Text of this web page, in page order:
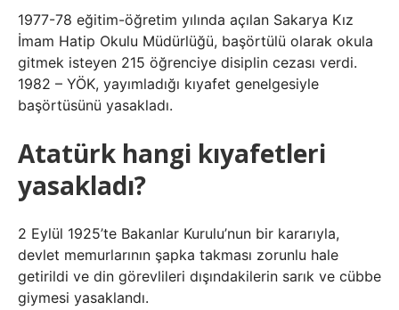
1977-78 eğitim-öğretim yılında açılan Sakarya Kız
İmam Hatip Okulu Müdürlüğü, başörtülü olarak okula
gitmek isteyen 215 öğrenciye disiplin cezası verdi.
1982 – YÖK, yayımladığı kıyafet genelgesiyle
başörtüsünü yasakladı.
Atatürk hangi kıyafetleri
yasakladı?
2 Eylül 1925’te Bakanlar Kurulu’nun bir kararıyla,
devlet memurlarının şapka takması zorunlu hale
getirildi ve din görevlileri dışındakilerin sarık ve cübbe
giymesi yasaklandı.